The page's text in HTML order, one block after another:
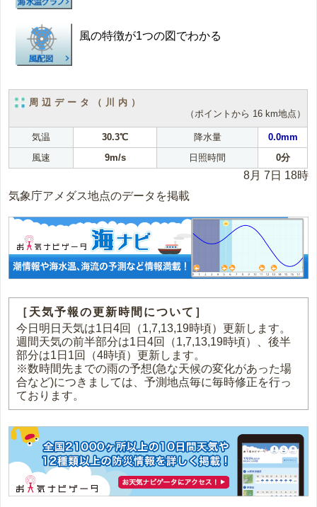
風の特徴が1つの図でわかる
周辺データ（川内）
（ポイントから 16 km地点）
気温 30.3℃ 降水量
0.0mm
風速
9m/s 日照時間 0分
8月 7日 18時
気象庁アメダス地点のデータを掲載
［天気予報の更新時間について］
今日明日天気は1日4回（1,7,13,19時頃）更新します。
週間天気の前半部分は1日4回（1,7,13,19時頃）、後半
部分は1日1回（4時頃）更新します。
※数時間先までの雨の予想(急な天候の変化があった場
合など)につきましては、予測地点毎に毎時修正を行っ
ております。